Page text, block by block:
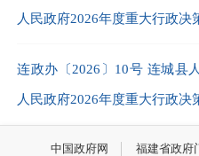
人民政府2026年度重大行政决
连政办〔2026〕10号 连城县
人民政府2026年度重大行政决
中国政府网 福建省政府